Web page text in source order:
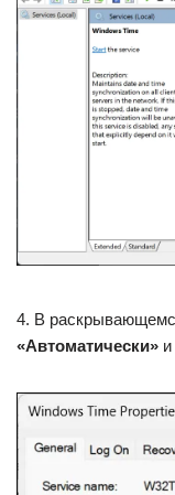
4. В
«Автоматически»